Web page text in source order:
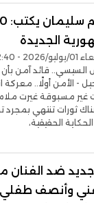
الجديدة
2026 - 12:40 م
السيسي.. قائد آمن
- الأمن أولًا.. معركة
غير مسبوقة غيرت
ثورات تنتهي بمجرد
الحقيقية،
ضد الفنان
وأنصف طفلي